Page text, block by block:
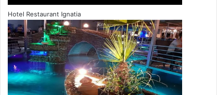
Hotel Restaurant Ignatia